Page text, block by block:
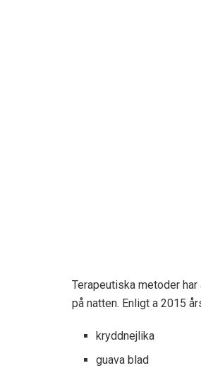
Terapeutiska metoder
på natten. Enligt a 2015
kryddnejlika
guava blad